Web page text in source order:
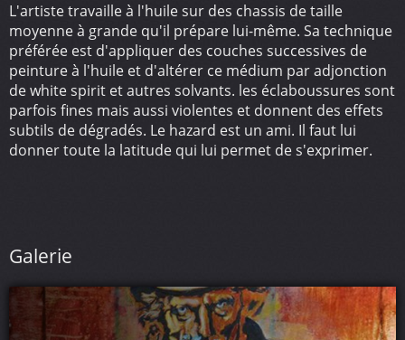
L'artiste travaille à l'huile sur des chassis de taille
moyenne à grande qu'il prépare lui-même. Sa technique
préférée est d'appliquer des couches successives de
peinture à l'huile et d'altérer ce médium par adjonction
de white spirit et autres solvants. les éclaboussures sont
parfois fines mais aussi violentes et donnent des effets
subtils de dégradés. Le hazard est un ami. Il faut lui
donner toute la latitude qui lui permet de s'exprimer.
Galerie